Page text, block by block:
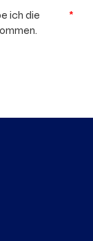
*
ich die